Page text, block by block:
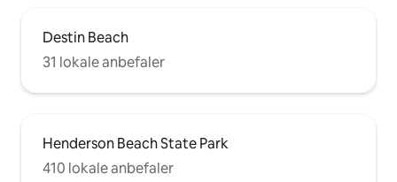
Destin Beach
31 lokale anbefaler
Henderson Beach State Park
410 lokale anbefaler